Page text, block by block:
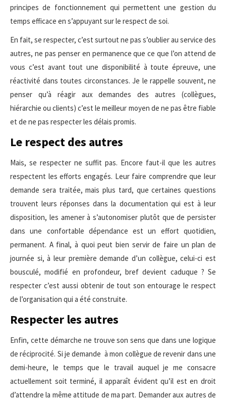
principes de fonctionnement qui permettent une gestion du
temps efficace en s’appuyant sur le respect de soi.
En fait, se respecter, c’est surtout ne pas s’oublier au service des
autres, ne pas penser en permanence que ce que l’on attend de
vous c’est avant tout une disponibilité à toute épreuve, une
réactivité dans toutes circonstances. Je le rappelle souvent, ne
penser qu’à réagir aux demandes des autres (collègues,
hiérarchie ou clients) c’est le meilleur moyen de ne pas être fiable
et de ne pas respecter les délais promis.
Le respect des autres
Mais, se respecter ne suffit pas. Encore faut-il que les autres
respectent les efforts engagés. Leur faire comprendre que leur
demande sera traitée, mais plus tard, que certaines questions
trouvent leurs réponses dans la documentation qui est à leur
disposition, les amener à s’autonomiser plutôt que de persister
dans une confortable dépendance est un effort quotidien,
permanent. A final, à quoi peut bien servir de faire un plan de
journée si, à leur première demande d’un collègue, celui-ci est
bousculé, modifié en profondeur, bref devient caduque ? Se
respecter c’est aussi obtenir de tout son entourage le respect
de l’organisation qui a été construite.
Respecter les autres
Enfin, cette démarche ne trouve son sens que dans une logique
de réciprocité. Si je demande à mon collègue de revenir dans une
demi-heure, le temps que le travail auquel je me consacre
actuellement soit terminé, il apparaît évident qu’il est en droit
d’attendre la même attitude de ma part. Demander aux autres de